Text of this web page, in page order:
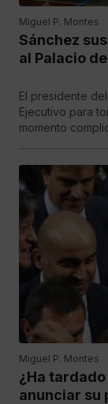
Miguel P. Montes
Sánchez
al Palacio
El presidente
Ejecutivo para
momento
Miguel P. Montes
¿Ha
anunciar su